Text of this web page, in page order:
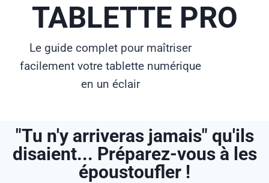
TABLETTE PRO
Le guide complet pour maîtriser
facilement votre tablette numérique
en un éclair
"Tu n'y arriveras jamais" qu'ils
disaient... Préparez-vous à les
époustoufler !